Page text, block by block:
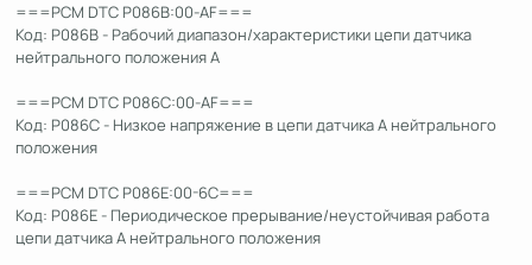
===PCM DTC P086B:00-AF===
Код: P086B - Рабочий диапазон/характеристики цепи датчика
нейтрального положения A
===PCM DTC P086C:00-AF===
Код: P086C - Низкое напряжение в цепи датчика A нейтрального
положения
===PCM DTC P086E:00-6C===
Код: P086E - Периодическое прерывание/неустойчивая работа
цепи датчика A нейтрального положения